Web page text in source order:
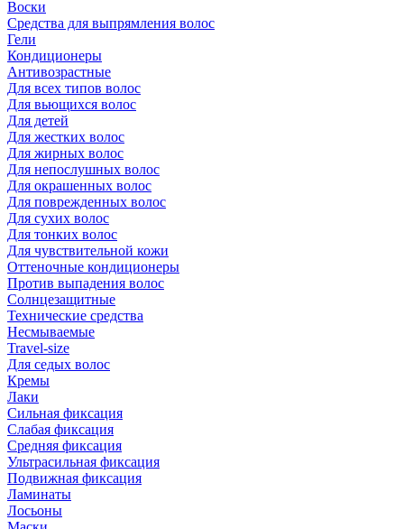
Воски
Средства для выпрямления волос
Гели
Кондиционеры
Антивозрастные
Для всех типов волос
Для вьющихся волос
Для детей
Для жестких волос
Для жирных волос
Для непослушных волос
Для окрашенных волос
Для поврежденных волос
Для сухих волос
Для тонких волос
Для чувствительной кожи
Оттеночные кондиционеры
Против выпадения волос
Солнцезащитные
Технические средства
Несмываемые
Travel-size
Для седых волос
Кремы
Лаки
Сильная фиксация
Слабая фиксация
Средняя фиксация
Ультрасильная фиксация
Подвижная фиксация
Ламинаты
Лосьоны